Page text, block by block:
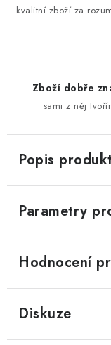
kvalitní zboží za
Zboží dobře
sami z něj
Popis
Parametry
Hodnocení
Diskuze